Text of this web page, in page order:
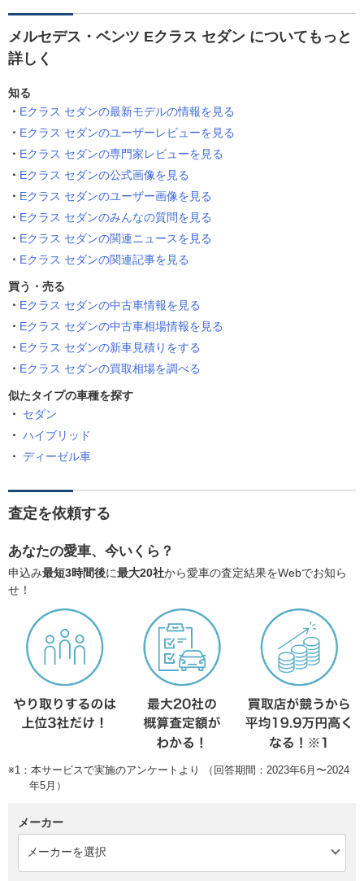
メルセデス・ベンツ Eクラス セダン についてもっと
詳しく
知る
Eクラス セダンの最新モデルの情報を見る
Eクラス セダンのユーザーレビューを見る
Eクラス セダンの専門家レビューを見る
Eクラス セダンの公式画像を見る
Eクラス セダンのユーザー画像を見る
Eクラス セダンのみんなの質問を見る
Eクラス セダンの関連ニュースを見る
Eクラス セダンの関連記事を見る
買う・売る
Eクラス セダンの中古車情報を見る
Eクラス セダンの中古車相場情報を見る
Eクラス セダンの新車見積りをする
Eクラス セダンの買取相場を調べる
似たタイプの車種を探す
セダン
ハイブリッド
ディーゼル車
査定を依頼する
あなたの愛車、今いくら？
申込み最短3時間後に最大20社から愛車の査定結果をWebでお知ら
せ！
※1：本サービスで実施のアンケートより （回答期間：2023年6月〜2024
年5月）
メーカー